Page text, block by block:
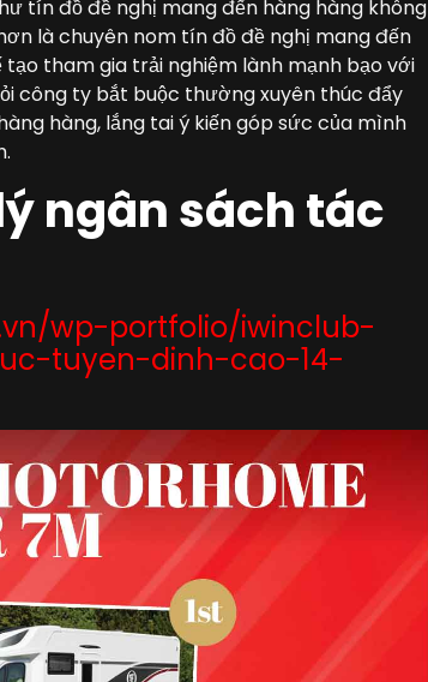
tín đồ đề nghị mang đến hàng hàng không
là chuyên nom tín đồ đề nghị mang đến
tham gia trải nghiệm lành mạnh bạo với
công ty bắt buộc thường xuyên thúc đẩy
hàng, lắng tai ý kiến góp sức của mình
ngân sách tác
wp-portfolio/iwinclub-
tuyen-dinh-cao-14-